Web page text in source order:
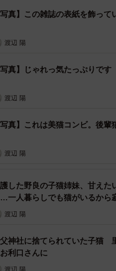
む老夫婦の家の庭に、餌を求
がえさを求めて3きょうだい
母猫が車に轢かれて死んでし
の庭でえさをもらって暮らして
ランティアが3匹の不妊手術
おっとりしていたので、誰か
だけリリースをせずに、保護
！猫が欲しい
写真】この雑誌の表紙を飾っ
渡辺 陽
写真】じゃれっ気たっぷりです
渡辺 陽
写真】これは美猫コンビ。後
渡辺 陽
した野良の子猫姉妹、甘えた
一人暮らしでも猫がいるから
渡辺 陽
神社に捨てられていた子猫
利口さんに
渡辺 陽